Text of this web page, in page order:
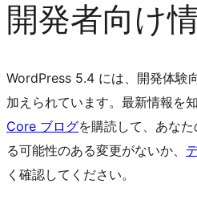
開発者向け
WordPress 5.4 には、開発体験
加えられています。最新情報を
Core ブログを購読して、あな
る可能性のある変更がないか、
く確認してください。